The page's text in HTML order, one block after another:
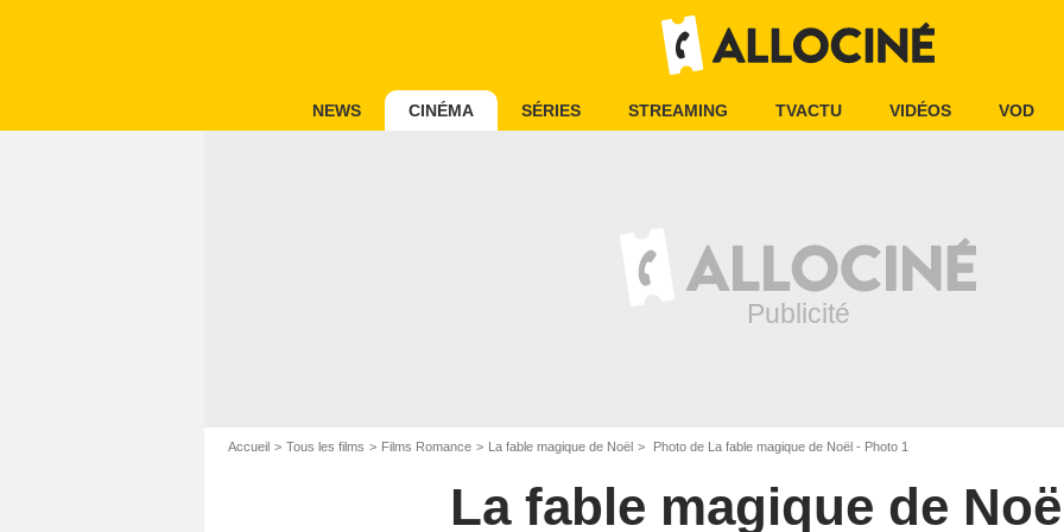
NEWS CINÉMA SÉRIES STREAMING TVACTU VIDÉOS VOD
Accueil Tous les films Films Romance La fable magique de Noël Photo de La fable magique de Noël - Photo 1
La fable magique de